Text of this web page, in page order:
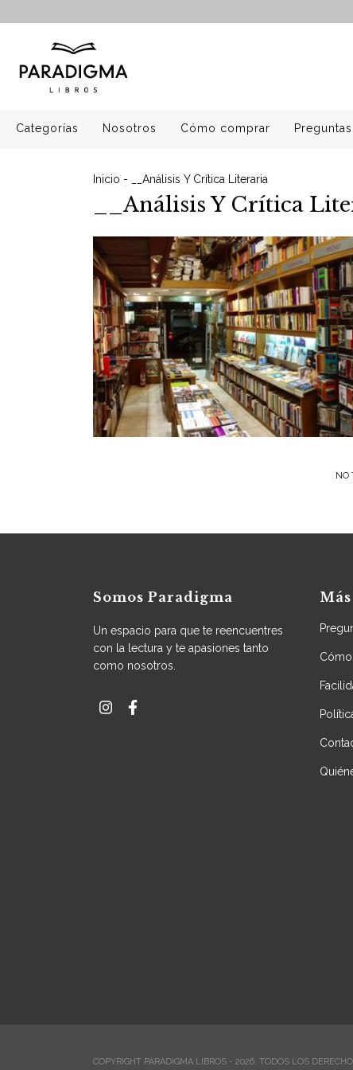
Categorías Nosotros Cómo comprar
Inicio - __Análisis Y Crítica Literaria
__Análisis Y Crítica
NO
Somos Paradigma
Un espacio para que te reencuentres
con la lectura y te apasiones tanto
como nosotros.
COPYRIGHT PARADIGMA LIBROS - 2026. TODOS LOS